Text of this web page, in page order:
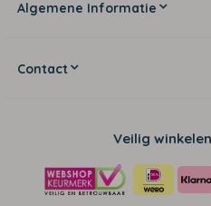
Algemene Informatie
Contact
Veilig